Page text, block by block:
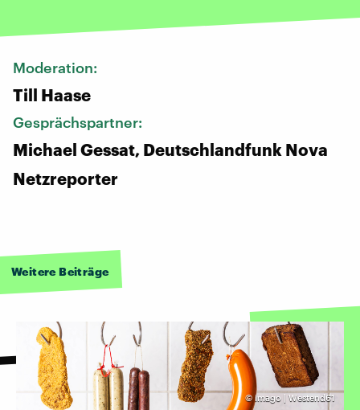
Moderation:
Till Haase
Gesprächspartner:
Michael Gessat, Deutschlandfunk Nova
Netzreporter
Weitere Beiträge
©imago | Westend61